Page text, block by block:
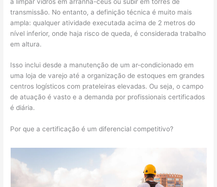
transmissão. No entanto, a definição técnica é muito mais
ampla: qualquer atividade executada acima de 2 metros do
nível inferior, onde haja risco de queda, é considerada trabalho
em altura.
Isso inclui desde a manutenção de um ar-condicionado em
uma loja de varejo até a organização de estoques em grandes
centros logísticos com prateleiras elevadas. Ou seja, o campo
de atuação é vasto e a demanda por profissionais certificados
é diária.
Por que a certificação é um diferencial competitivo?